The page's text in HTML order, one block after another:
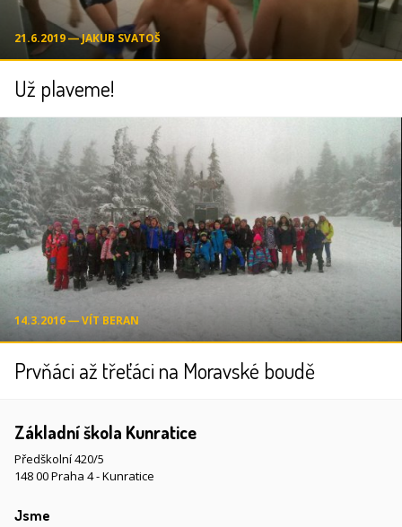
21.6.2019 ― JAKUB SVATOŠ
Už plaveme!
14.3.2016 ― VÍT BERAN
Prvňáci až třeťáci na Moravské boudě
Základní škola Kunratice
Předškolní 420/5
148 00 Praha 4 - Kunratice
Jsme